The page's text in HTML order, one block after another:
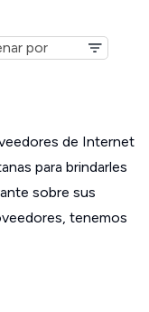
de Internet
para brindarles
sobre sus
tenemos